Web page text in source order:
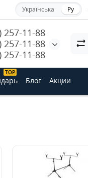
Українська Ру
257-11-88
257-11-88
257-11-88
ТОP
Блог Акции